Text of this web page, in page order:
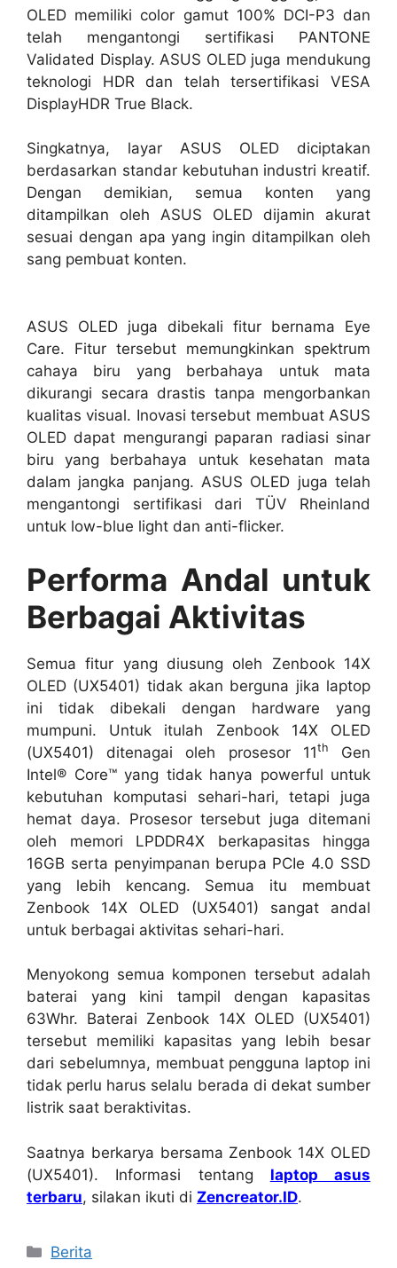
OLED memiliki color gamut 100% DCI-P3 dan
telah mengantongi sertifikasi PANTONE
Validated Display. ASUS OLED juga mendukung
teknologi HDR dan telah tersertifikasi VESA
DisplayHDR True Black.
Singkatnya, layar ASUS OLED diciptakan
berdasarkan standar kebutuhan industri kreatif.
Dengan demikian, semua konten yang
ditampilkan oleh ASUS OLED dijamin akurat
sesuai dengan apa yang ingin ditampilkan oleh
sang pembuat konten.
ASUS OLED juga dibekali fitur bernama Eye
Care. Fitur tersebut memungkinkan spektrum
cahaya biru yang berbahaya untuk mata
dikurangi secara drastis tanpa mengorbankan
kualitas visual. Inovasi tersebut membuat ASUS
OLED dapat mengurangi paparan radiasi sinar
biru yang berbahaya untuk kesehatan mata
dalam jangka panjang. ASUS OLED juga telah
mengantongi sertifikasi dari TÜV Rheinland
untuk low-blue light dan anti-flicker.
Performa Andal untuk
Berbagai Aktivitas
Semua fitur yang diusung oleh Zenbook 14X
OLED (UX5401) tidak akan berguna jika laptop
ini tidak dibekali dengan hardware yang
mumpuni. Untuk itulah Zenbook 14X OLED
(UX5401) ditenagai oleh prosesor 11th
Gen
Intel® Core™ yang tidak hanya powerful untuk
kebutuhan komputasi sehari-hari, tetapi juga
hemat daya. Prosesor tersebut juga ditemani
oleh memori LPDDR4X berkapasitas hingga
16GB serta penyimpanan berupa PCIe 4.0 SSD
yang lebih kencang. Semua itu membuat
Zenbook 14X OLED (UX5401) sangat andal
untuk berbagai aktivitas sehari-hari.
Menyokong semua komponen tersebut adalah
baterai yang kini tampil dengan kapasitas
63Whr. Baterai Zenbook 14X OLED (UX5401)
tersebut memiliki kapasitas yang lebih besar
dari sebelumnya, membuat pengguna laptop ini
tidak perlu harus selalu berada di dekat sumber
listrik saat beraktivitas.
Saatnya berkarya bersama Zenbook 14X OLED
(UX5401). Informasi tentang laptop asus
terbaru, silakan ikuti di Zencreator.ID.
Categories
Berita